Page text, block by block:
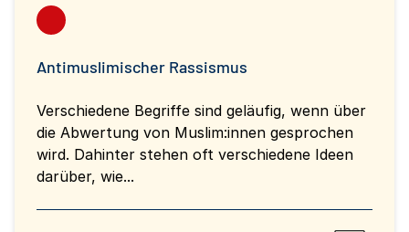
Antimuslimischer Rassismus
Verschiedene Begriffe sind geläufig, wenn über
die Abwertung von Muslim:innen gesprochen
wird. Dahinter stehen oft verschiedene Ideen
darüber, wie...